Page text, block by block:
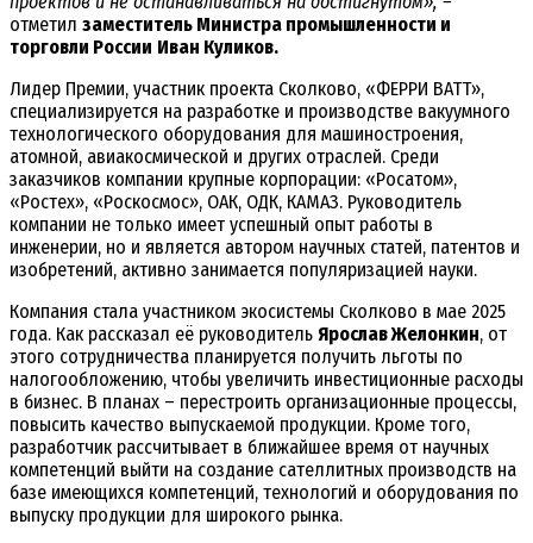
отметил заместитель Министра промышленности и
торговли России Иван Куликов.
Лидер Премии, участник проекта Сколково, «ФЕРРИ ВATT»,
специализируется на разработке и производстве вакуумного
технологического оборудования для машиностроения,
атомной, авиакосмической и других отраслей. Среди
заказчиков компании крупные корпорации: «Росатом»,
«Ростех», «Роскосмос», ОАК, ОДК, КАМАЗ. Руководитель
компании не только имеет успешный опыт работы в
инженерии, но и является автором научных статей, патентов и
изобретений, активно занимается популяризацией науки.
Компания стала участником экосистемы Сколково в мае 2025
года. Как рассказал её руководитель Ярослав Желонкин, от
этого сотрудничества планируется получить льготы по
налогообложению, чтобы увеличить инвестиционные расходы
в бизнес. В планах – перестроить организационные процессы,
повысить качество выпускаемой продукции. Кроме того,
разработчик рассчитывает в ближайшее время от научных
компетенций выйти на создание сателлитных производств на
базе имеющихся компетенций, технологий и оборудования по
выпуску продукции для широкого рынка.